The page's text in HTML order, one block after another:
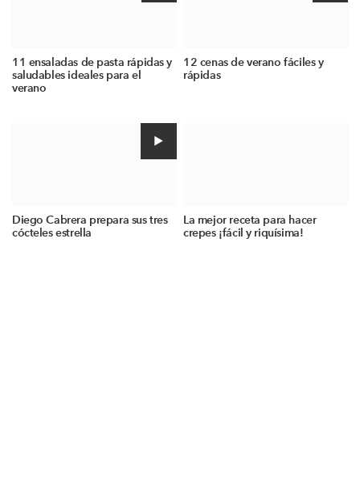
11 ensaladas de pasta rápidas y
saludables ideales para el
verano
12 cenas de verano fáciles y
rápidas
Diego Cabrera prepara sus tres
cócteles estrella
La mejor receta para hacer
crepes ¡fácil y riquísima!